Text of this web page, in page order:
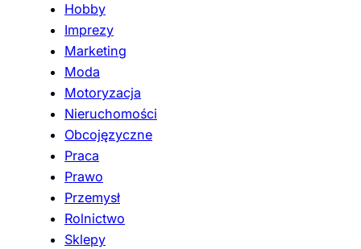
Hobby
Imprezy
Marketing
Moda
Motoryzacja
Nieruchomości
Obcojęzyczne
Praca
Prawo
Przemysł
Rolnictwo
Sklepy